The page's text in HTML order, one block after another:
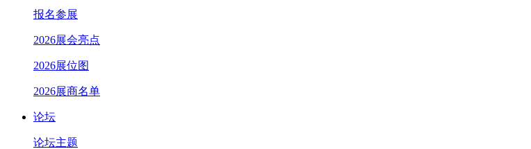
报名参展
2026展会亮点
2026展位图
2026展商名单
论坛
论坛主题